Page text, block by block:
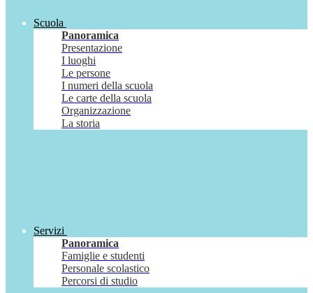
Scuola
Panoramica
Presentazione
I luoghi
Le persone
I numeri della scuola
Le carte della scuola
Organizzazione
La storia
Servizi
Panoramica
Famiglie e studenti
Personale scolastico
Percorsi di studio